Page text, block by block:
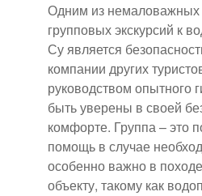
Одним из
групповых экскурсий к
Су является
компании других
руководством опытного
быть уверены в своей
комфорте. Группа – это
помощь в случае
особенно важно в
объекту, такому как